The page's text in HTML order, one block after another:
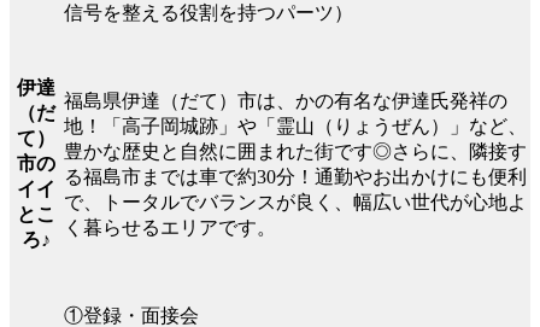
信号を整える役割を持つパーツ）
伊達
（だ
て）
市の
イイ
とこ
ろ♪
福島県伊達（だて）市は、かの有名な伊達氏発祥の
地！「高子岡城跡」や「霊山（りょうぜん）」など、
豊かな歴史と自然に囲まれた街です◎さらに、隣接す
る福島市までは車で約30分！通勤やお出かけにも便利
で、トータルでバランスが良く、幅広い世代が心地よ
く暮らせるエリアです。
①登録・面接会